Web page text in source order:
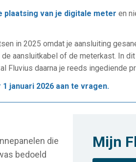
plaatsing van je digitale meter en
in 2025 omdat je aansluiting
aansluitkabel of de meterkast. In
daarna je reeds ingediende
januari 2026 aan te vragen.
die
bedoeld
Mijn